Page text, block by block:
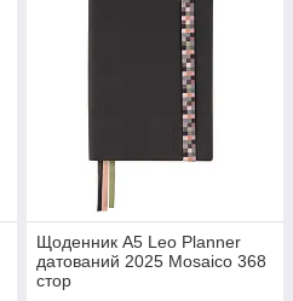
Щоденник А5 Leo Planner
датований 2025 Mosaico 368
стор